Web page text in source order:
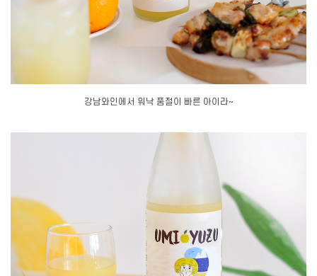
강남와인에서 워낙 품절이 빠른 아이라~